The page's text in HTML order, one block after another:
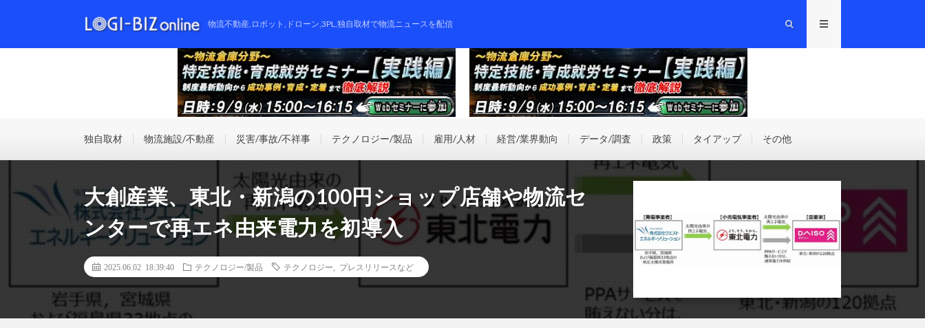
物流不動産,ロボット,ドローン,3PL,独自取材で物流ニュースを配信
独自取材 物流施設/不動産 災害/事故/不祥事 テクノロジー/製品 雇用/人材 経営/業界動向 データ/調査 政策 タイアップ その他
大創産業、東北・新潟の100円ショップ店舗や物流セ
ンターで再エネ由来電力を初導入
2025.06.02 18:39:40 テクノロジー/製品 テクノロジー プレスリリースなど